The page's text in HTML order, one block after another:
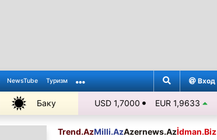
NewsTube Туризм Вход
Баку
+30℃
USD 1,7000 EUR 1,9633
Trend.AzMilli.AzAzernews.Azİdman.Biz